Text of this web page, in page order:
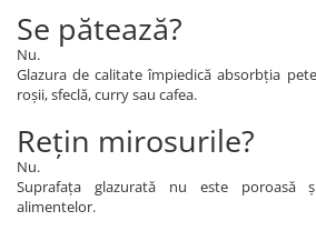
Se pătează?
Nu.
Glazura de calitate împiedică absorbția
roșii, sfeclă, curry sau cafea.
Rețin mirosurile?
Nu.
Suprafața glazurată nu este poroasă
alimentelor.